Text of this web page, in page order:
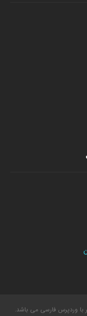
وردپرس فارسی می باشد.